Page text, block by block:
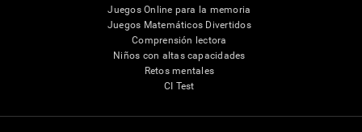
Juegos Online para la memoria
Juegos Matemáticos Divertidos
Comprensión lectora
Niños con altas capacidades
Retos mentales
CI Test